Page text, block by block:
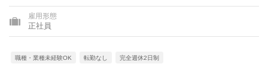
雇用形態
正社員
職種・業種未経験OK 転勤なし 完全週休2日制